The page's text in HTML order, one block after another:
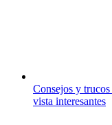
Consejos y trucos
vista interesantes